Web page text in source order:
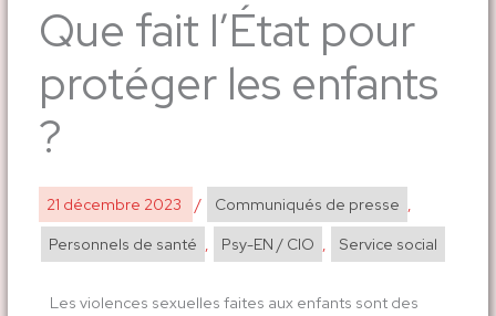
Que fait l’État pour
protéger les enfants
?
21 décembre 2023 / Communiqués de presse ,
Personnels de santé , Psy-EN / CIO , Service social
Les violences sexuelles faites aux enfants sont des